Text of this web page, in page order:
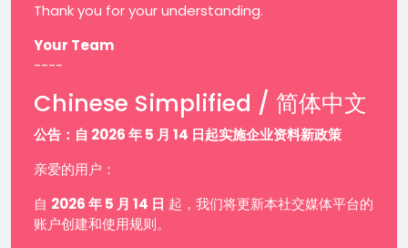
Thank you for your understanding.
Your Team
----
Chinese Simplified / 简体中文
公告：自 2026 年 5 月 14 日起实施企业资料新政策
亲爱的用户：
自 2026 年 5 月 14 日 起，我们将更新本社交媒体平台的
账户创建和使用规则。